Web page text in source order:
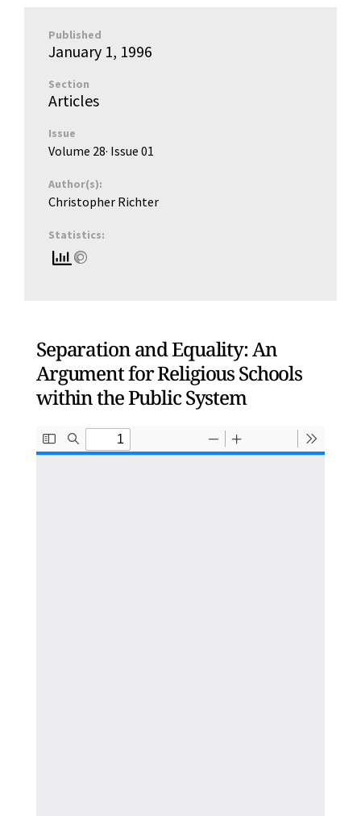
Separation and Equality: An
Argument for Religious Schools
within the Public System
Published
January 1, 1996
Section
Articles
Issue
Volume 28· Issue 01
Author(s):
Christopher Richter
Statistics: